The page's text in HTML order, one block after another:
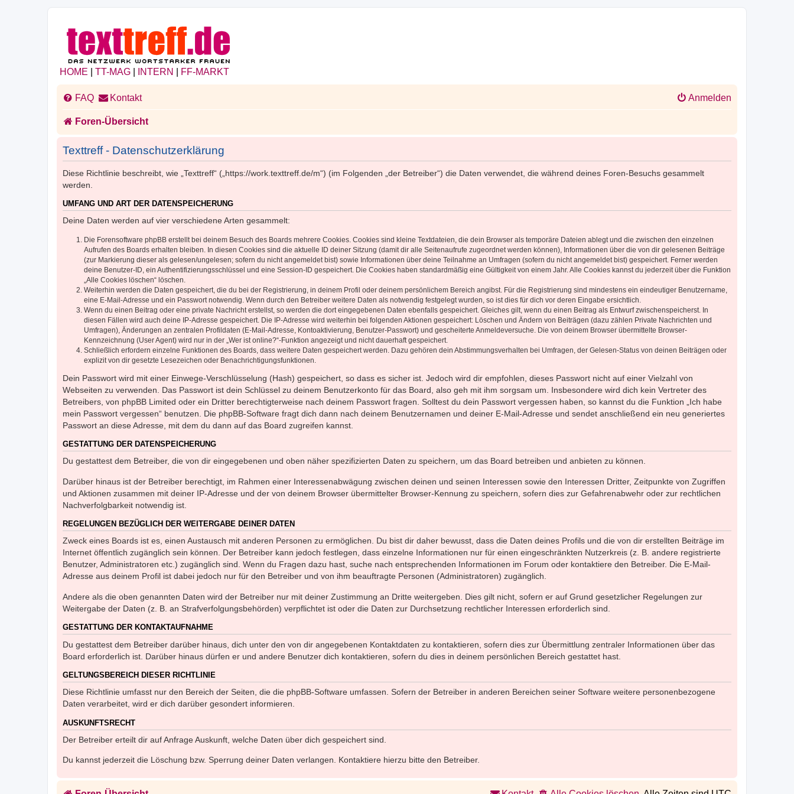
HOME TT-MAG INTERN FF-MARKT
FAQ Kontakt Anmelden
Foren-Übersicht
Texttreff - Datenschutzerklärung
Diese Richtlinie beschreibt, wie „Texttreff“ („https://work.texttreff.de/m“) (im Folgenden „der Betreiber“) die Daten verwendet, die während deines Foren-Besuchs gesammelt
werden.
UMFANG UND ART DER DATENSPEICHERUNG
Deine Daten werden auf vier verschiedene Arten gesammelt:
Die Forensoftware phpBB erstellt bei deinem Besuch des Boards mehrere Cookies. Cookies sind kleine Textdateien, die dein Browser als temporäre Dateien ablegt und die zwischen den einzelnen
Aufrufen des Boards erhalten bleiben. In diesen Cookies sind die aktuelle ID deiner Sitzung (damit dir alle Seitenaufrufe zugeordnet werden können), Informationen über die von dir gelesenen Beiträge
(zur Markierung dieser als gelesen/ungelesen; sofern du nicht angemeldet bist) sowie Informationen über deine Teilnahme an Umfragen (sofern du nicht angemeldet bist) gespeichert. Ferner werden
deine Benutzer-ID, ein Authentifizierungsschlüssel und eine Session-ID gespeichert. Die Cookies haben standardmäßig eine Gültigkeit von einem Jahr. Alle Cookies kannst du jederzeit über die Funktion
„Alle Cookies löschen“ löschen.
Weiterhin werden die Daten gespeichert, die du bei der Registrierung, in deinem Profil oder deinem persönlichem Bereich angibst. Für die Registrierung sind mindestens ein eindeutiger Benutzername,
eine E-Mail-Adresse und ein Passwort notwendig. Wenn durch den Betreiber weitere Daten als notwendig festgelegt wurden, so ist dies für dich vor deren Eingabe ersichtlich.
Wenn du einen Beitrag oder eine private Nachricht erstellst, so werden die dort eingegebenen Daten ebenfalls gespeichert. Gleiches gilt, wenn du einen Beitrag als Entwurf zwischenspeicherst. In
diesen Fällen wird auch deine IP-Adresse gespeichert. Die IP-Adresse wird weiterhin bei folgenden Aktionen gespeichert: Löschen und Ändern von Beiträgen (dazu zählen Private Nachrichten und
Umfragen), Änderungen an zentralen Profildaten (E-Mail-Adresse, Kontoaktivierung, Benutzer-Passwort) und gescheiterte Anmeldeversuche. Die von deinem Browser übermittelte Browser-
Kennzeichnung (User Agent) wird nur in der „Wer ist online?“-Funktion angezeigt und nicht dauerhaft gespeichert.
Schließlich erfordern einzelne Funktionen des Boards, dass weitere Daten gespeichert werden. Dazu gehören dein Abstimmungsverhalten bei Umfragen, der Gelesen-Status von deinen Beiträgen oder
explizit von dir gesetzte Lesezeichen oder Benachrichtigungsfunktionen.
Dein Passwort wird mit einer Einwege-Verschlüsselung (Hash) gespeichert, so dass es sicher ist. Jedoch wird dir empfohlen, dieses Passwort nicht auf einer Vielzahl von
Webseiten zu verwenden. Das Passwort ist dein Schlüssel zu deinem Benutzerkonto für das Board, also geh mit ihm sorgsam um. Insbesondere wird dich kein Vertreter des
Betreibers, von phpBB Limited oder ein Dritter berechtigterweise nach deinem Passwort fragen. Solltest du dein Passwort vergessen haben, so kannst du die Funktion „Ich habe
mein Passwort vergessen“ benutzen. Die phpBB-Software fragt dich dann nach deinem Benutzernamen und deiner E-Mail-Adresse und sendet anschließend ein neu generiertes
Passwort an diese Adresse, mit dem du dann auf das Board zugreifen kannst.
GESTATTUNG DER DATENSPEICHERUNG
Du gestattest dem Betreiber, die von dir eingegebenen und oben näher spezifizierten Daten zu speichern, um das Board betreiben und anbieten zu können.
Darüber hinaus ist der Betreiber berechtigt, im Rahmen einer Interessenabwägung zwischen deinen und seinen Interessen sowie den Interessen Dritter, Zeitpunkte von Zugriffen
und Aktionen zusammen mit deiner IP-Adresse und der von deinem Browser übermittelter Browser-Kennung zu speichern, sofern dies zur Gefahrenabwehr oder zur rechtlichen
Nachverfolgbarkeit notwendig ist.
REGELUNGEN BEZÜGLICH DER WEITERGABE DEINER DATEN
Zweck eines Boards ist es, einen Austausch mit anderen Personen zu ermöglichen. Du bist dir daher bewusst, dass die Daten deines Profils und die von dir erstellten Beiträge im
Internet öffentlich zugänglich sein können. Der Betreiber kann jedoch festlegen, dass einzelne Informationen nur für einen eingeschränkten Nutzerkreis (z. B. andere registrierte
Benutzer, Administratoren etc.) zugänglich sind. Wenn du Fragen dazu hast, suche nach entsprechenden Informationen im Forum oder kontaktiere den Betreiber. Die E-Mail-
Adresse aus deinem Profil ist dabei jedoch nur für den Betreiber und von ihm beauftragte Personen (Administratoren) zugänglich.
Andere als die oben genannten Daten wird der Betreiber nur mit deiner Zustimmung an Dritte weitergeben. Dies gilt nicht, sofern er auf Grund gesetzlicher Regelungen zur
Weitergabe der Daten (z. B. an Strafverfolgungsbehörden) verpflichtet ist oder die Daten zur Durchsetzung rechtlicher Interessen erforderlich sind.
GESTATTUNG DER KONTAKTAUFNAHME
Du gestattest dem Betreiber darüber hinaus, dich unter den von dir angegebenen Kontaktdaten zu kontaktieren, sofern dies zur Übermittlung zentraler Informationen über das
Board erforderlich ist. Darüber hinaus dürfen er und andere Benutzer dich kontaktieren, sofern du dies in deinem persönlichen Bereich gestattet hast.
GELTUNGSBEREICH DIESER RICHTLINIE
Diese Richtlinie umfasst nur den Bereich der Seiten, die die phpBB-Software umfassen. Sofern der Betreiber in anderen Bereichen seiner Software weitere personenbezogene
Daten verarbeitet, wird er dich darüber gesondert informieren.
AUSKUNFTSRECHT
Der Betreiber erteilt dir auf Anfrage Auskunft, welche Daten über dich gespeichert sind.
Du kannst jederzeit die Löschung bzw. Sperrung deiner Daten verlangen. Kontaktiere hierzu bitte den Betreiber.